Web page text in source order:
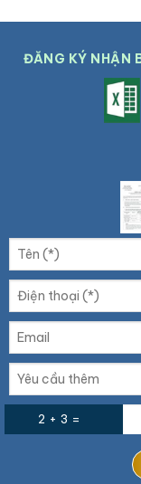
ĐĂNG KÝ NHẬN
2 + 3 =